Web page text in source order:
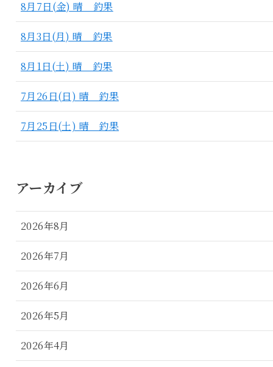
8月7日(金) 晴 釣果
8月3日(月) 晴 釣果
8月1日(土) 晴 釣果
7月26日(日) 晴 釣果
7月25日(土) 晴 釣果
アーカイブ
2026年8月
2026年7月
2026年6月
2026年5月
2026年4月